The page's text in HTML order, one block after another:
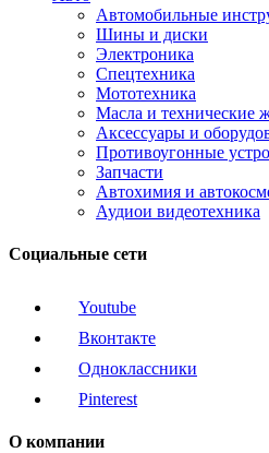
Автомобильные
Шины и диски
Электроника
Спецтехника
Мототехника
Масла и технические
Аксессуары и
Противоугонные
Запчасти
Автохимия и
Аудиои видеотехника
Социальные сети
Youtube
Вконтакте
Одноклассники
Pinterest
О компании